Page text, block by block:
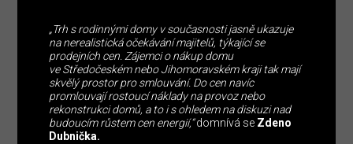
„Trh s rodinnými domy v současnosti jasně ukazuje
na nerealistická očekávání majitelů, týkající se
prodejních cen. Zájemci o nákup domu
ve Středočeském nebo Jihomoravském kraji tak mají
skvělý prostor pro smlouvání. Do cen navíc
promlouvají rostoucí náklady na provoz nebo
rekonstrukci domů, a to i s ohledem na diskuzi nad
budoucím růstem cen energií,“domnívá se Zdeno
Dubnička.